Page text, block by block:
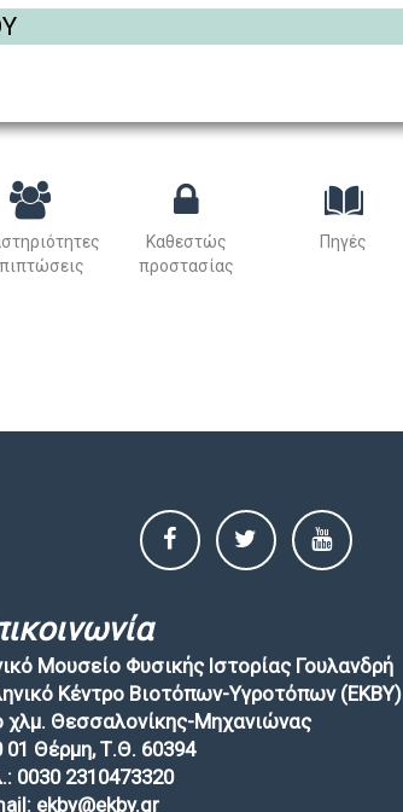
Καθεστώς
προστασίας
Πηγές
Μουσείο Φυσικής Ιστορίας Γουλανδρή
Κέντρο Βιοτόπων-Υγροτόπων (EKBY)
χλμ. Θεσσαλονίκης-Μηχανιώνας
01 Θέρμη, Τ.Θ. 60394
0030 2310473320
ekby@ekby.gr